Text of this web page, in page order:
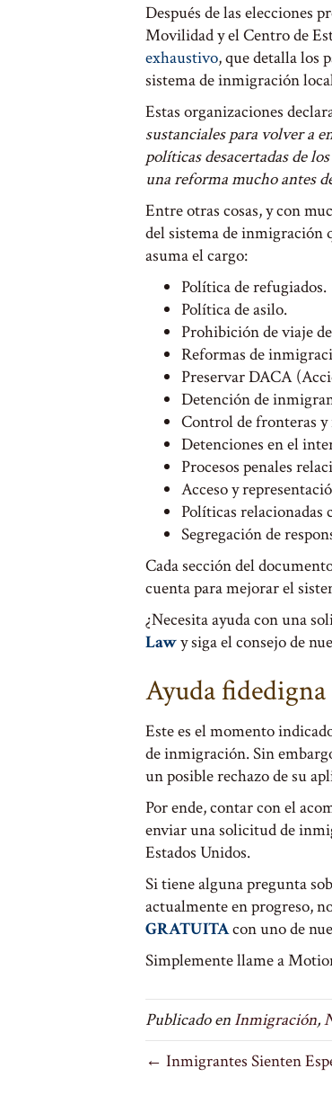
Después de las elecciones
Movilidad y el Centro de
exhaustivo, que detalla los
sistema de inmigración
Estas organizaciones
sustanciales para volver a
políticas desacertadas de
una reforma mucho antes
Entre otras cosas, y con
del sistema de inmigración
asuma el cargo:
Política de refugiados.
Política de asilo.
Prohibición de viaje
Reformas de
Preservar DACA
Detención de
Control de fronteras
Detenciones en el
Procesos penales
Acceso y
Políticas relacionadas
Segregación de
Cada sección del
cuenta para mejorar el
¿Necesita ayuda con una
Lawy siga el consejo de
Ayuda
Este es el momento
de inmigración. Sin
un posible rechazo de su
Por ende, contar con el
enviar una solicitud de
Estados Unidos.
Si tiene alguna pregunta
actualmente en progreso,
GRATUITAcon uno de
Simplemente llame a
Publicado en Inmigración,
← Inmigrantes Sienten